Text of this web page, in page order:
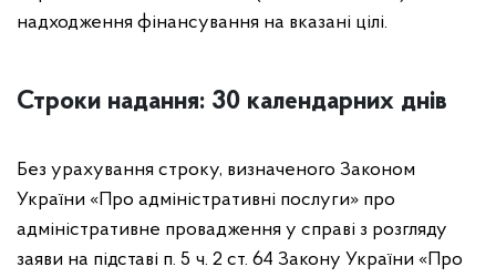
надходження фінансування на вказані цілі.
Строки надання: 30 календарних днів
Без урахування строку, визначеного Законом
України «Про адміністративні послуги» про
адміністративне провадження у справі з розгляду
заяви на підставі п. 5 ч. 2 ст. 64 Закону України «Про